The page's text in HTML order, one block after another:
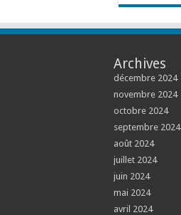
Archives
décembre 2024
novembre 2024
octobre 2024
septembre 2024
août 2024
juillet 2024
juin 2024
mai 2024
avril 2024